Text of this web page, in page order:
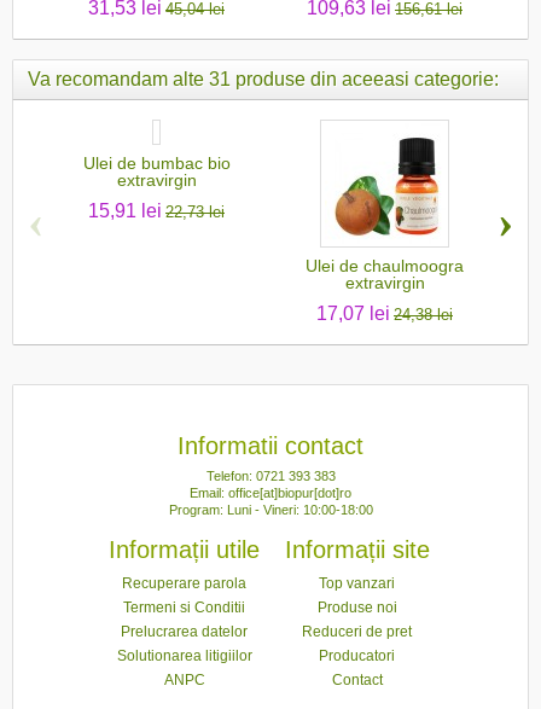
31,53 lei 45,04 lei 109,63 lei 156,61 lei
Va recomandam alte 31 produse din aceeasi categorie:
Ulei de bumbac bio
extravirgin
15,91 lei 22,73 lei
Ulei de chaulmoogra
extravirgin
17,07 lei 24,38 lei
‹ ›
Informatii contact
Telefon: 0721 393 383
Email: office[at]biopur[dot]ro
Program: Luni - Vineri: 10:00-18:00
Informații utile
Recuperare parola
Termeni si Conditii
Prelucrarea datelor
Solutionarea litigiilor
ANPC
Informații site
Top vanzari
Produse noi
Reduceri de pret
Producatori
Contact